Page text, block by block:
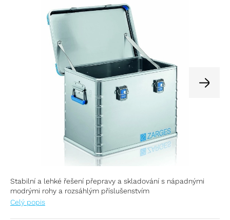
Stabilní a lehké řešení přepravy a skladování s nápadnými
modrými rohy a rozsáhlým příslušenstvím
Celý popis